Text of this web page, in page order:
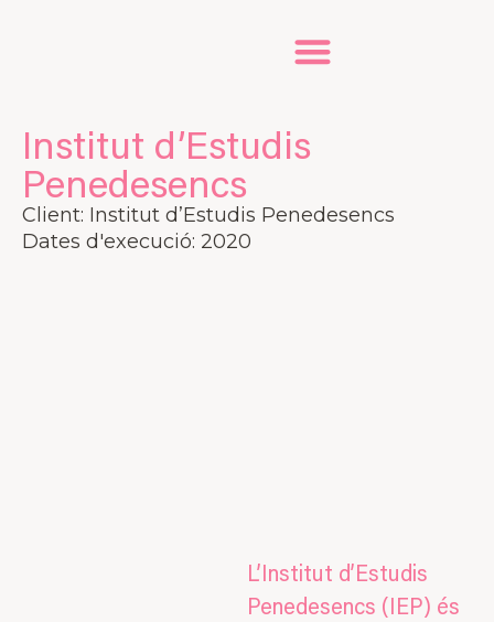
Institut d’Estudis
Penedesencs
Client: Institut d’Estudis Penedesencs
Dates d'execució: 2020
L’Institut d’Estudis
Penedesencs (IEP) és